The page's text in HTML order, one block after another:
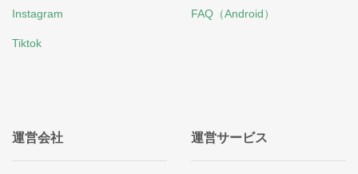
Instagram
Tiktok
FAQ（Android）
運営会社 運営サービス